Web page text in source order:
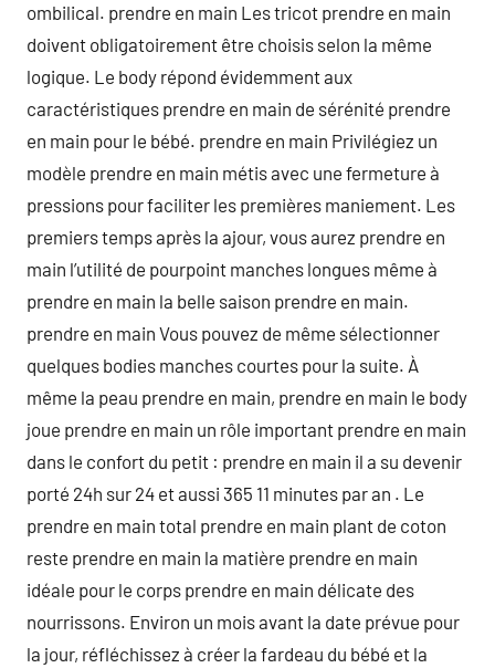
ombilical. prendre en main Les tricot prendre en main
doivent obligatoirement être choisis selon la même
logique. Le body répond évidemment aux
caractéristiques prendre en main de sérénité prendre
en main pour le bébé. prendre en main Privilégiez un
modèle prendre en main métis avec une fermeture à
pressions pour faciliter les premières maniement. Les
premiers temps après la ajour, vous aurez prendre en
main l’utilité de pourpoint manches longues même à
prendre en main la belle saison prendre en main.
prendre en main Vous pouvez de même sélectionner
quelques bodies manches courtes pour la suite. À
même la peau prendre en main, prendre en main le body
joue prendre en main un rôle important prendre en main
dans le confort du petit : prendre en main il a su devenir
porté 24h sur 24 et aussi 365 11 minutes par an . Le
prendre en main total prendre en main plant de coton
reste prendre en main la matière prendre en main
idéale pour le corps prendre en main délicate des
nourrissons. Environ un mois avant la date prévue pour
la jour, réfléchissez à créer la fardeau du bébé et la